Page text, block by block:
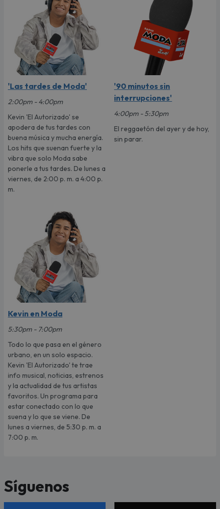
'Las tardes de Moda'
2:00pm - 4:00pm
Kevin 'El Autorizado' se
apodera de tus tardes con
buena música y mucha energía.
Los hits que suenan fuerte y la
vibra que solo Moda sabe
ponerle a tus tardes. De lunes a
viernes, de 2:00 p. m. a 4:00 p.
m.
'90 minutos sin
interrupciones'
4:00pm - 5:30pm
El reggaetón del ayer y de hoy,
sin parar.
Kevin en Moda
5:30pm - 7:00pm
Todo lo que pasa en el género
urbano, en un solo espacio.
Kevin 'El Autorizado' te trae
info musical, noticias, estrenos
y la actualidad de tus artistas
favoritos. Un programa para
estar conectado con lo que
suena y lo que se viene. De
lunes a viernes, de 5:30 p. m. a
7:00 p. m.
Síguenos